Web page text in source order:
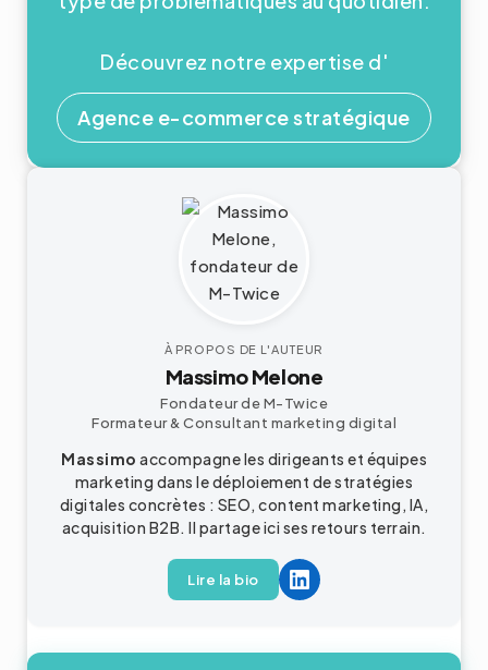
Découvrez notre expertise d'
Agence e-commerce stratégique
À PROPOS DE L'AUTEUR
Massimo Melone
Fondateur de M-Twice
Formateur & Consultant marketing digital
Massimo accompagne les dirigeants et équipes
marketing dans le déploiement de stratégies
digitales concrètes : SEO, content marketing, IA,
acquisition B2B. Il partage ici ses retours terrain.
Lire la bio